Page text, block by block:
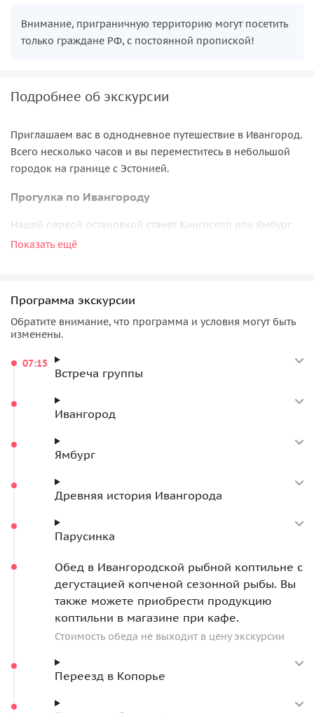
Внимание, приграничную территорию могут посетить
только граждане РФ, с постоянной пропиской!
Подробнее об экскурсии
Приглашаем вас в однодневное путешествие в Ивангород.
Всего несколько часов и вы переместитесь в небольшой
городок на границе с Эстонией.
Прогулка по Ивангороду
Нашей первой остановкой станет Кингисепп или Ямбург.
Это типовой город — вы увидите это на улочкам. Здесь мы
Далее мы отправимся в Ивангород. Вы посетите
старинную крепость, поднимитесь на башни над рекой
Нарва и насладитесь видами на приграничные
мецената Штиглица.
В заключении дня мы доберемся до берега Финского
залива и прогуляемся у Шепелевского маяка.
Показать ещё
Программа экскурсии
Обратите внимание, что программа и условия могут быть
изменены.
07:15
Встреча группы
Ивангород
Ямбург
Древняя история Ивангорода
Парусинка
Обед в Ивангородской рыбной коптильне с
дегустацией копченой сезонной рыбы. Вы
также можете приобрести продукцию
коптильни в магазине при кафе.
Стоимость обеда не выходит в цену экскурсии
Переезд в Копорье